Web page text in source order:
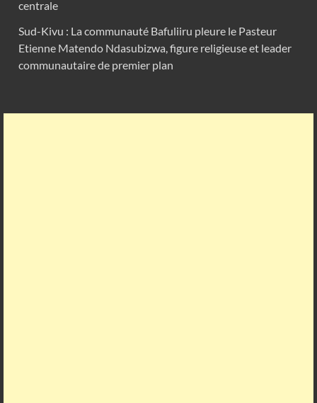
centrale
Sud-Kivu : La communauté Bafuliiru pleure le Pasteur
Etienne Matendo Ndasubizwa, figure religieuse et leader
communautaire de premier plan